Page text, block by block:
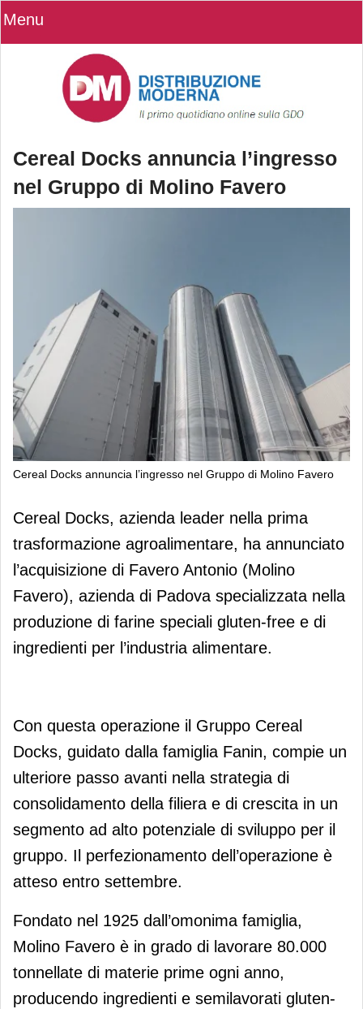
Menu
Cereal Docks annuncia l’ingresso
nel Gruppo di Molino Favero
Cereal Docks annuncia l’ingresso nel Gruppo di Molino Favero
Cereal Docks annuncia l’ingresso nel
Gruppo di Molino Favero
Cereal Docks, azienda leader nella prima
trasformazione agroalimentare, ha annunciato
l’acquisizione di Favero Antonio (Molino
Favero), azienda di Padova specializzata nella
produzione di farine speciali gluten-free e di
ingredienti per l’industria alimentare.
Con questa operazione il Gruppo Cereal
Docks, guidato dalla famiglia Fanin, compie un
ulteriore passo avanti nella strategia di
consolidamento della filiera e di crescita in un
segmento ad alto potenziale di sviluppo per il
gruppo. Il perfezionamento dell’operazione è
atteso entro settembre.
Fondato nel 1925 dall’omonima famiglia,
Molino Favero è in grado di lavorare 80.000
tonnellate di materie prime ogni anno,
producendo ingredienti e semilavorati gluten-